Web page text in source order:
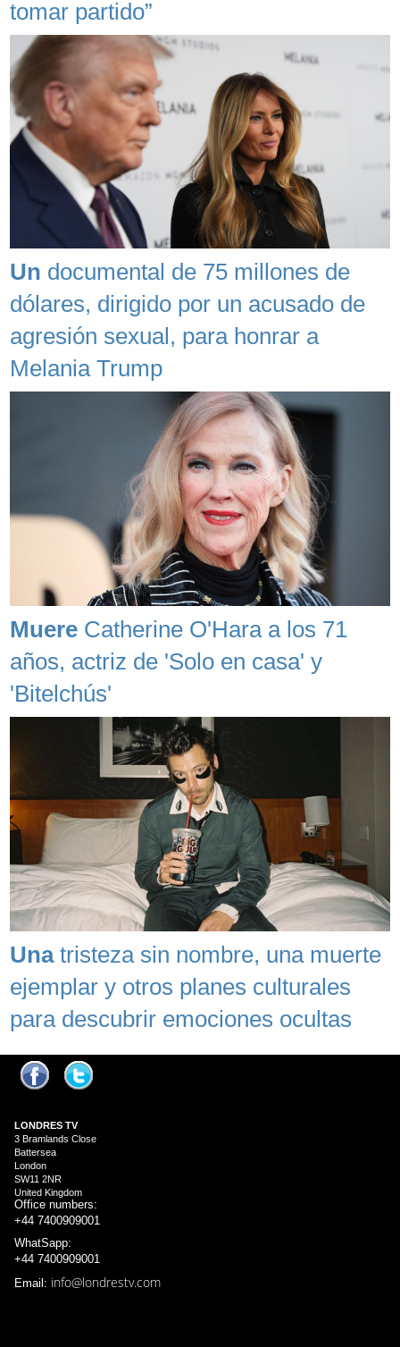
tomar partido”
Un documental de 75 millones de
dólares, dirigido por un acusado de
agresión sexual, para honrar a
Melania Trump
Muere Catherine O'Hara a los 71
años, actriz de 'Solo en casa' y
'Bitelchús'
Unatristeza sin nombre, una muerte
ejemplar y otros planes culturales
para descubrir emociones ocultas
LONDRES TV
3 Bramlands Close
Battersea
London
SW11 2NR
United Kingdom
Office numbers:
+44 7400909001
WhatSapp:
+44 7400909001
Email: info@londrestv.com